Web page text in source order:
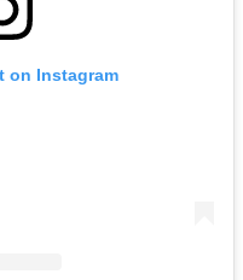
on Instagram